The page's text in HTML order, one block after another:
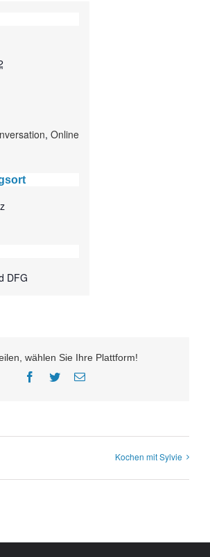
, Online
DFG
wählen Sie Ihre Plattform!
Facebook
TwitterE-
Kochen mit Sylvie